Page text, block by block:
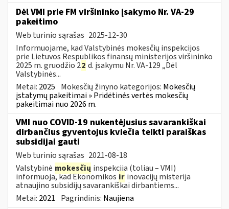
Dėl VMI prie FM viršininko įsakymo Nr. VA-29
pakeitimo
Web turinio sąrašas 2025-12-30
Informuojame, kad Valstybinės mokesčių inspekcijos
prie Lietuvos Respublikos finansų ministerijos viršininko
2025 m. gruodžio 22 d. įsakymu Nr. VA-129 „Dėl
Valstybinės...
Metai: 2025 Mokesčių žinyno kategorijos: Mokesčių
įstatymų pakeitimai » Pridėtinės vertės mokesčių
pakeitimai nuo 2026 m.
VMI nuo COVID-19 nukentėjusius savarankiškai
dirbančius gyventojus kviečia teikti paraiškas
subsidijai gauti
Web turinio sąrašas 2021-08-18
Valstybinė mokesčių inspekcija (toliau – VMI)
informuoja, kad Ekonomikos ir inovacijų misterija
atnaujino subsidijų savarankiškai dirbantiems...
Metai: 2021 Pagrindinis: Naujiena